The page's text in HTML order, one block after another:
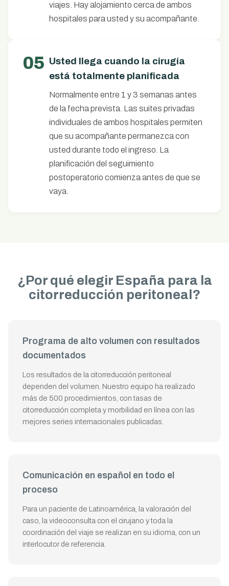
viajes. Hay alojamiento cerca de ambos
hospitales para usted y su acompañante.
05 Usted llega cuando la cirugía
está totalmente planificada
Normalmente entre 1 y 3 semanas antes
de la fecha prevista. Las suites privadas
individuales de ambos hospitales permiten
que su acompañante permanezca con
usted durante todo el ingreso. La
planificación del seguimiento
postoperatorio comienza antes de que se
vaya.
¿Por qué elegir España para la
citorreducción peritoneal?
Programa de alto volumen con resultados
documentados
Los resultados de la citorreducción peritoneal
dependen del volumen. Nuestro equipo ha realizado
más de 500 procedimientos, con tasas de
citorreducción completa y morbilidad en línea con las
mejores series internacionales publicadas.
Comunicación en español en todo el
proceso
Para un paciente de Latinoamérica, la valoración del
caso, la videoconsulta con el cirujano y toda la
coordinación del viaje se realizan en su idioma, con un
interlocutor de referencia.